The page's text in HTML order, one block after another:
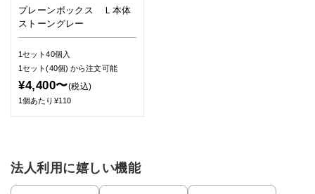
プレーンボックス Ｌ本体
ストーングレー
1セット40個入
1セット(40個)から注文可能
¥4,400〜(税込)
1個あたり¥110
法人利用に嬉しい機能